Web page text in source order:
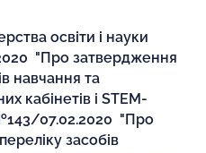
освіти і науки
"Про затвердження
навчання та
кабінетів і STEM-
07.02.2020 "Про
засобів